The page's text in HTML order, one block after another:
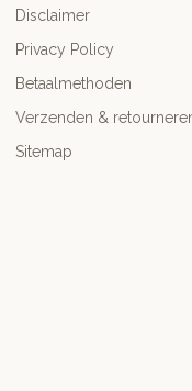
Disclaimer
Privacy Policy
Betaalmethoden
Verzenden &
Sitemap